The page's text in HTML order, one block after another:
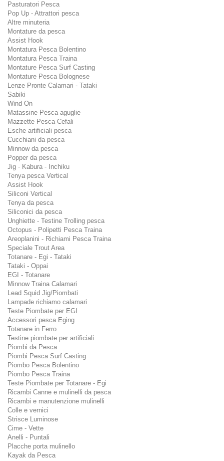
Pasturatori Pesca
Pop Up - Attrattori pesca
Altre minuteria
Montature da pesca
Assist Hook
Montatura Pesca Bolentino
Montatura Pesca Traina
Montature Pesca Surf Casting
Montature Pesca Bolognese
Lenze Pronte Calamari - Tataki
Sabiki
Wind On
Matassine Pesca aguglie
Mazzette Pesca Cefali
Esche artificiali pesca
Cucchiani da pesca
Minnow da pesca
Popper da pesca
Jig - Kabura - Inchiku
Tenya pesca Vertical
Assist Hook
Siliconi Vertical
Tenya da pesca
Siliconici da pesca
Unghiette - Testine Trolling pesca
Octopus - Polipetti Pesca Traina
Areoplanini - Richiami Pesca Traina
Speciale Trout Area
Totanare - Egi - Tataki
Tataki - Oppai
EGI - Totanare
Minnow Traina Calamari
Lead Squid Jig/Piombati
Lampade richiamo calamari
Teste Piombate per EGI
Accessori pesca Eging
Totanare in Ferro
Testine piombate per artificiali
Piombi da Pesca
Piombi Pesca Surf Casting
Piombo Pesca Bolentino
Piombo Pesca Traina
Teste Piombate per Totanare - Egi
Ricambi Canne e mulinelli da pesca
Ricambi e manutenzione mulinelli
Colle e vernici
Strisce Luminose
Cime - Vette
Anelli - Puntali
Placche porta mulinello
Kayak da Pesca